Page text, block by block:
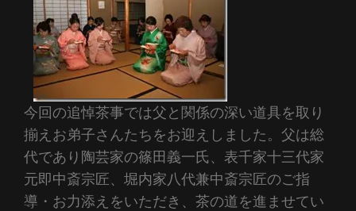
今回の追悼茶事では父と関係の深い道具を取り
揃えお弟子さんたちをお迎えしました。父は総
代であり陶芸家の篠田義一氏、表千家十三代家
元即中斎宗匠、堀内家八代兼中斎宗匠のご指
導・お力添えをいただき、茶の道を進ませてい